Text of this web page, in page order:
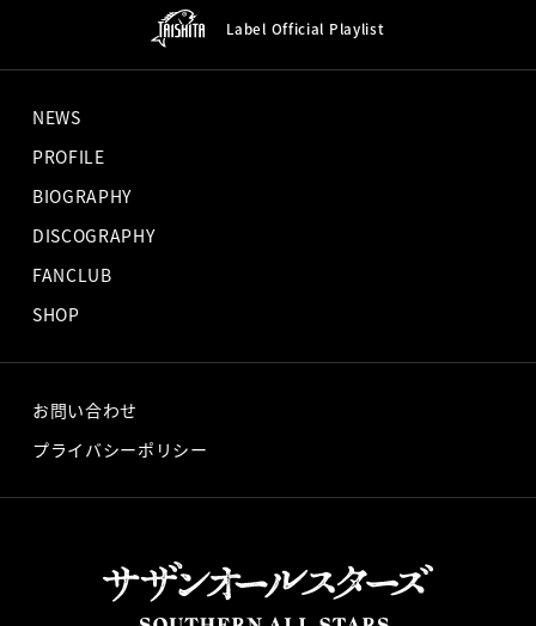
Label Official Playlist
NEWS
PROFILE
BIOGRAPHY
DISCOGRAPHY
FANCLUB
SHOP
お問い合わせ
プライバシーポリシー